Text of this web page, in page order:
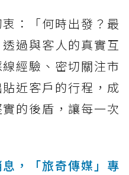
：「何時出發？最
過與客人的真實互
經驗、密切關注市
近客戶的行程，成
的後盾，讓每一次
，「旅奇傳媒」專